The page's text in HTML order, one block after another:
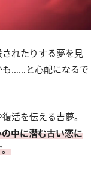
れたりする夢を見
も……と心配になるで
活を伝える吉夢。
中に潜む古い恋に